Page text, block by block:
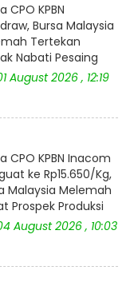
CPO KPBN
Bursa Malaysia
Tertekan
Nabati Pesaing
August 2026 , 12:19
CPO KPBN Inacom
ke Rp15.650/Kg,
Malaysia Melemah
Prospek Produksi
August 2026 , 10:03